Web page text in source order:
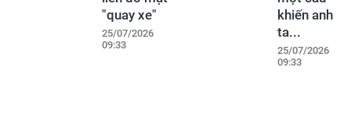
"quay xe"
25/07/2026
09:33
khiến anh
ta...
25/07/2026
09:33